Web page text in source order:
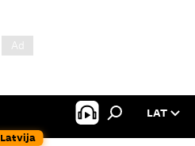
Latvija
LAT